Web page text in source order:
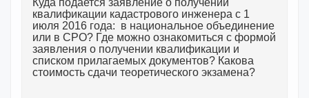
Куда подается заявление о получении
квалификации кадастрового инженера с 1
июля 2016 года: в национальное объединение
или в СРО? Где можно ознакомиться с формой
заявления о получении квалификации и
списком прилагаемых документов? Какова
стоимость сдачи теоретического экзамена?